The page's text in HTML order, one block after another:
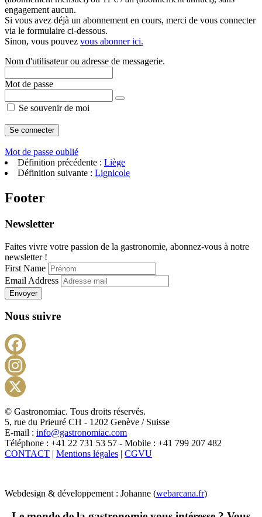
engagement aucun.
Si vous avez déjà un abonnement en cours, merci de vous connecter
via le formulaire ci-dessous.
Sinon, vous pouvez vous abonner ici.
Nom d'utilisateur ou adresse de messagerie.
Mot de passe
Se souvenir de moi
Mot de passe oublié
Définition précédente : Liège
Définition suivante : Lignicole
Footer
Newsletter
Faites vivre votre passion de la gastronomie, abonnez-vous à notre
newsletter !
First Name
Email Address
Envoyer
Nous suivre
X
© Gastronomiac. Tous droits réservés.
5, rue du Prieuré CH - 1202 Genève / Suisse
E-mail : info@gastronomiac.com
Téléphone : +41 22 731 53 57 - Mobile : +41 799 207 482
CONTACT | Mentions légales | CGVU
Webdesign & développement : Johanne (webarcana.fr)